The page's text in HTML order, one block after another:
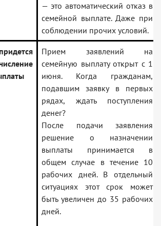
— это автоматический отказ в
семейной выплате. Даже при
соблюдении прочих условий.
Прием заявлений на
семейную выплату открыт с 1
июня. Когда гражданам,
подавшим заявку в первых
рядах, ждать поступления
денег?
После подачи заявления
решение о назначении
выплаты принимается в
общем случае в течение 10
рабочих дней. В отдельный
ситуациях этот срок может
быть увеличен до 35 рабочих
дней.